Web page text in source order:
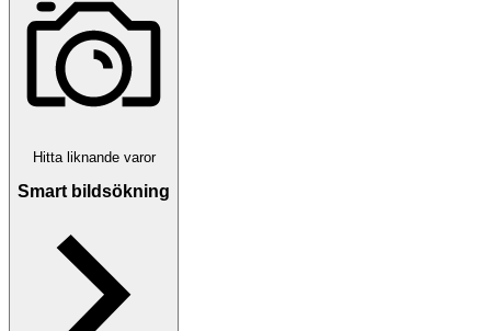
Hitta liknande varor
Smart bildsökning